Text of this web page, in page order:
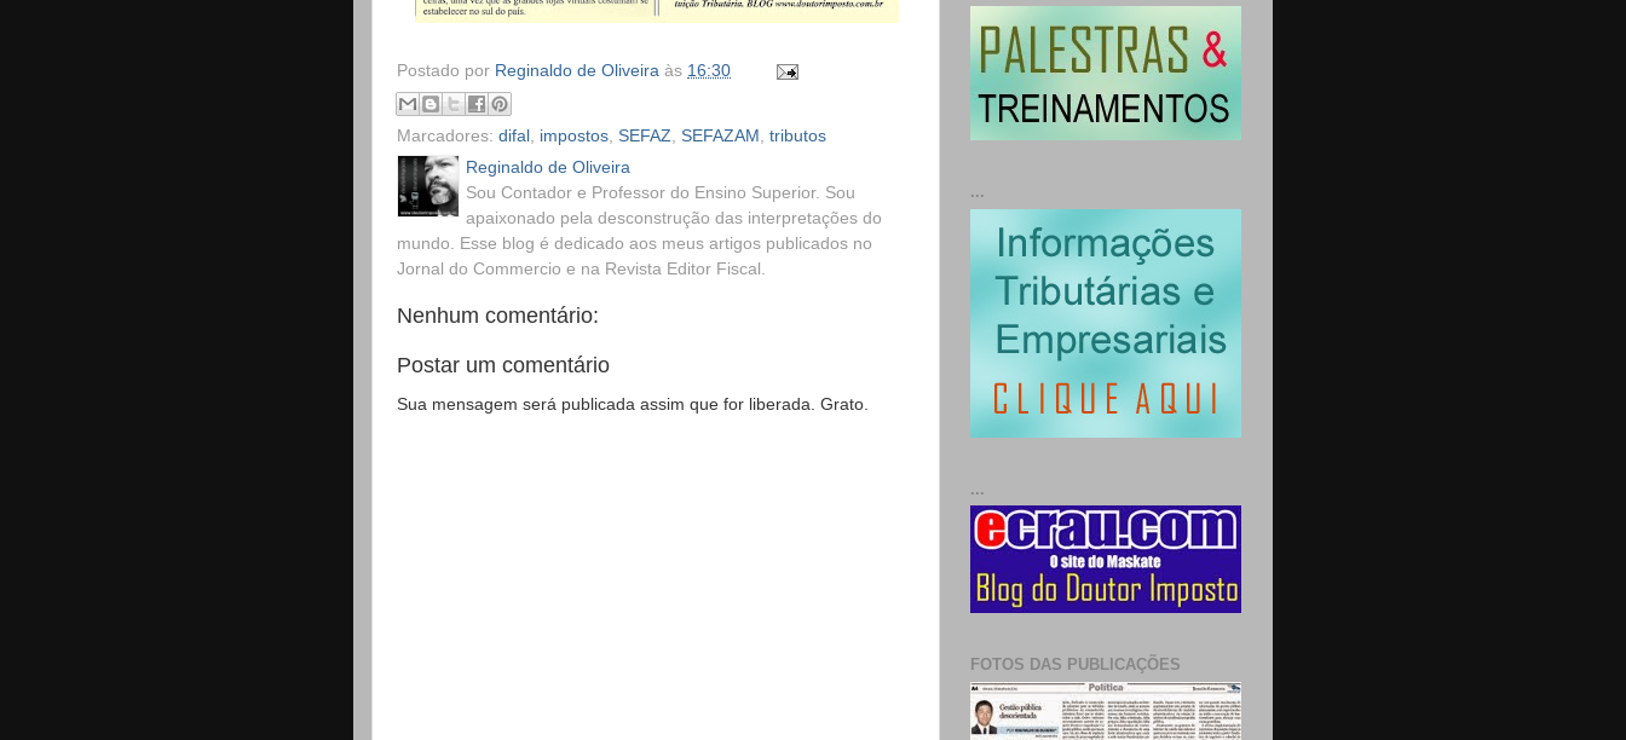
Postado por Reginaldo de Oliveira às 16:30
Marcadores: difal impostos SEFAZ SEFAZAM tributos
Reginaldo de Oliveira
Sou Contador e Professor do Ensino Superior. Sou
apaixonado pela desconstrução das interpretações do
mundo. Esse blog é dedicado aos meus artigos publicados no
Jornal do Commercio e na Revista Editor Fiscal.
Nenhum comentário:
Postar um comentário
Sua mensagem será publicada assim que for liberada. Grato.
...
...
FOTOS DAS PUBLICAÇÕES